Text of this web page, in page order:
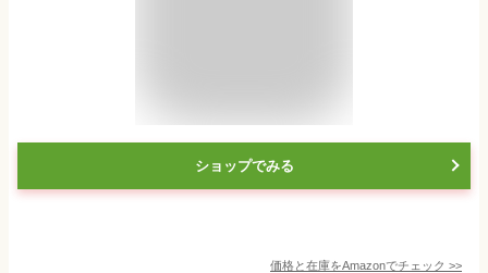
ショップでみる
価格と在庫をAmazonでチェック >>